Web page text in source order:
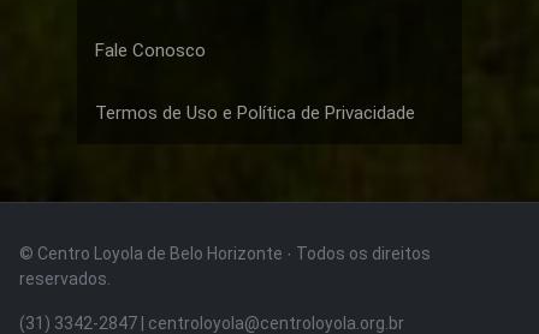
Fale Conosco
Termos de Uso e Política de Privacidade
© Centro Loyola de Belo Horizonte · Todos os direitos
reservados.
(31) 3342-2847 | centroloyola@centroloyola.org.br